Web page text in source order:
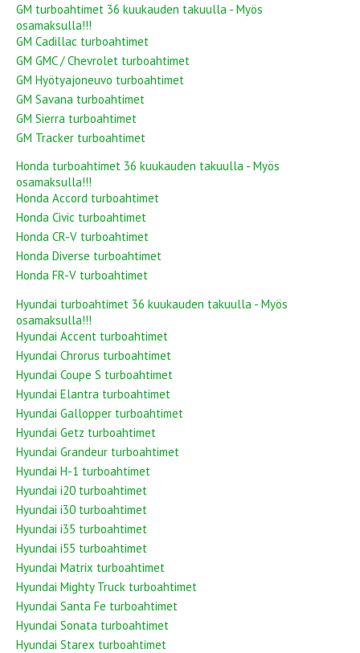
GM turboahtimet 36 kuukauden takuulla - Myös
osamaksulla!!!
GM Cadillac turboahtimet
GM GMC / Chevrolet turboahtimet
GM Hyötyajoneuvo turboahtimet
GM Savana turboahtimet
GM Sierra turboahtimet
GM Tracker turboahtimet
Honda turboahtimet 36 kuukauden takuulla - Myös
osamaksulla!!!
Honda Accord turboahtimet
Honda Civic turboahtimet
Honda CR-V turboahtimet
Honda Diverse turboahtimet
Honda FR-V turboahtimet
Hyundai turboahtimet 36 kuukauden takuulla - Myös
osamaksulla!!!
Hyundai Accent turboahtimet
Hyundai Chrorus turboahtimet
Hyundai Coupe S turboahtimet
Hyundai Elantra turboahtimet
Hyundai Gallopper turboahtimet
Hyundai Getz turboahtimet
Hyundai Grandeur turboahtimet
Hyundai H-1 turboahtimet
Hyundai i20 turboahtimet
Hyundai i30 turboahtimet
Hyundai i35 turboahtimet
Hyundai i55 turboahtimet
Hyundai Matrix turboahtimet
Hyundai Mighty Truck turboahtimet
Hyundai Santa Fe turboahtimet
Hyundai Sonata turboahtimet
Hyundai Starex turboahtimet